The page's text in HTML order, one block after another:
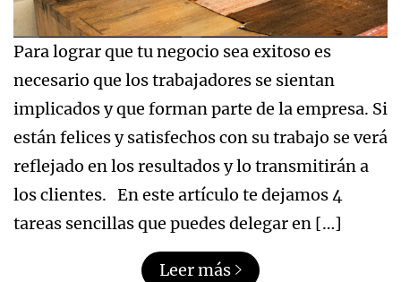
Para lograr que tu negocio sea exitoso es
necesario que los trabajadores se sientan
implicados y que forman parte de la empresa. Si
están felices y satisfechos con su trabajo se verá
reflejado en los resultados y lo transmitirán a
los clientes. En este artículo te dejamos 4
tareas sencillas que puedes delegar en […]
Leer más